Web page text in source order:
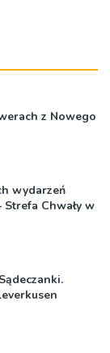
z Nowego
wydarzeń
Chwały w